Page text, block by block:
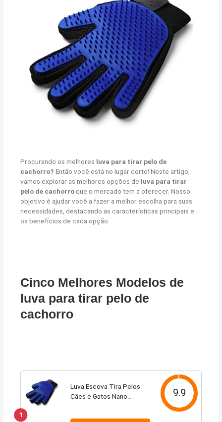
Procurando os melhores luva para tirar pelo de
cachorro? Então você está no lugar certo! Neste artigo,
vamos explorar as melhores opções de luva para tirar
pelo de cachorroque o mercado tem a oferecer. Nosso
objetivo é ajudar você a fazer a melhor escolha para suas
necessidades, destacando as características principais e
os benefícios de cada opção.
Cinco Melhores Modelos de
luva para tirar pelo de
cachorro
1
Luva Escova Tira Pelos
Cães e Gatos Nano
9.9